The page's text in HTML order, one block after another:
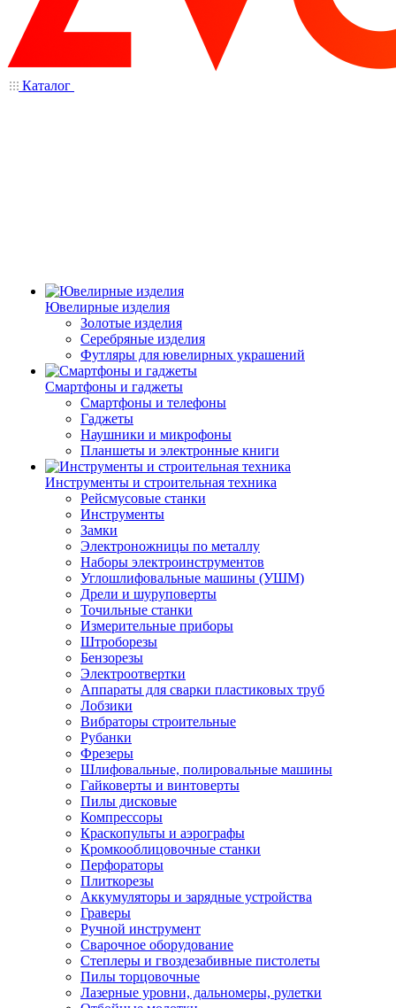
Каталог
Ювелирные изделия
Золотые изделия
Серебряные изделия
Футляры для ювелирных украшений
Смартфоны и гаджеты
Смартфоны и телефоны
Гаджеты
Наушники и микрофоны
Планшеты и электронные книги
Инструменты и строительная техника
Рейсмусовые станки
Инструменты
Замки
Электроножницы по металлу
Наборы электроинструментов
Углошлифовальные машины (УШМ)
Дрели и шуруповерты
Точильные станки
Измерительные приборы
Штроборезы
Бензорезы
Электроотвертки
Аппараты для сварки пластиковых труб
Лобзики
Вибраторы строительные
Рубанки
Фрезеры
Шлифовальные, полировальные машины
Гайковерты и винтоверты
Пилы дисковые
Компрессоры
Краскопульты и аэрографы
Кромкооблицовочные станки
Перфораторы
Плиткорезы
Аккумуляторы и зарядные устройства
Граверы
Ручной инструмент
Сварочное оборудование
Степлеры и гвоздезабивные пистолеты
Пилы торцовочные
Лазерные уровни, дальномеры, рулетки